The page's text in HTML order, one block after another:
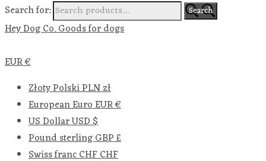
Search for: Search
Hey Dog Co. Goods for dogs
EUR €
Złoty PolskiPLN zł
European EuroEUR €
US DollarUSD $
Pound sterlingGBP £
Swiss francCHF CHF